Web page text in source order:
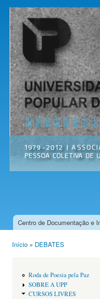
Universidade
Popular do
Porto
Associação
Cultural
Menu principal
Centro de Documentação e
Início » DEBATES
Roda de Poesia pela Paz
SOBRE A UPP
CURSOS LIVRES